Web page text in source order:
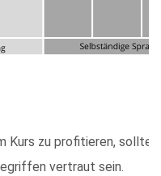
Kurs zu profitieren,
vertraut sein.